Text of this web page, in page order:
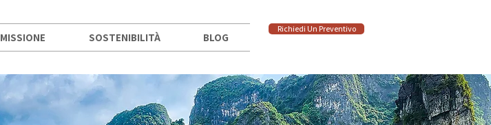
MISSIONE SOSTENIBILITÀ BLOG
Richiedi Un Preventivo